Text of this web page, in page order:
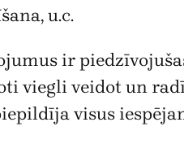
u.c.
ir
viegli veidot un
visus